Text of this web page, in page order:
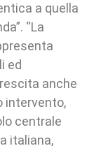
a quella
“La
ed
anche
intervento,
centrale
italiana,